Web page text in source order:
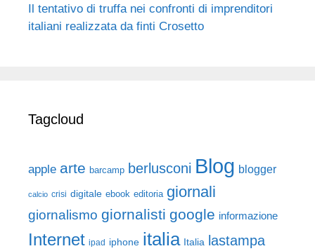
Il tentativo di truffa nei confronti di imprenditori
italiani realizzata da finti Crosetto
Tagcloud
apple arte barcamp berlusconi Blog blogger
calcio crisi digitale ebook editoria giornali
giornalismo giornalisti google informazione
Internet ipad iphone italia Italia lastampa